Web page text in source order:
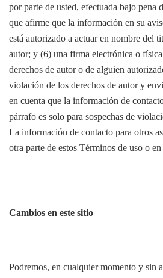
por parte de usted, efectuada bajo pena
que afirme que la información en su
está autorizado a actuar en nombre del
autor; y (6) una firma electrónica o
derechos de autor o de alguien
violación de los derechos de autor y
en cuenta que la información de
párrafo es solo para sospechas de
La información de contacto para otros
otra parte de estos Términos de uso o
Cambios en este sitio
Podremos, en cualquier momento y sin